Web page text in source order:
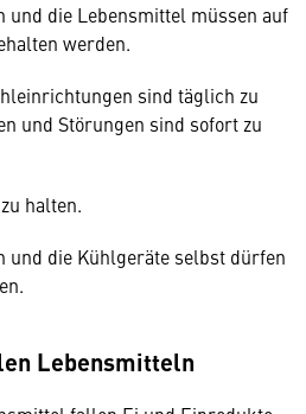
und die Lebensmittel müssen auf
werden.
sind täglich zu
und Störungen sind sofort zu
halten.
und die Kühlgeräte selbst dürfen
Lebensmitteln